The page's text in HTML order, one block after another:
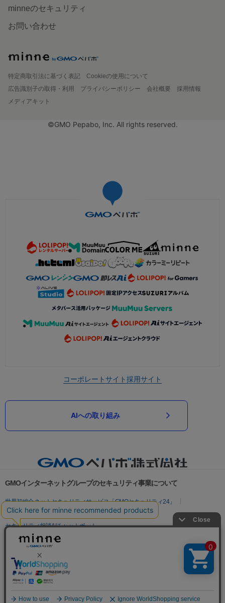
minneのセキュリティ
お問い合わせ
特定商取引法に基づく表記
Cookieの使用について
広告識別子の取得・利用
プライバシーポリシー 会社概要
採用情報
メディアキット
©GMO Pepabo, Inc. All rights reserved.
コーポレートサイト採用サイト
AIへの取り組み
GMOインターネットグループのセキュリティ事業について
世界初総合ネットセキュリティサービス「GMOセキュリティ24」
パスワード漏洩診断
Webサイトリスク診断
セキュリティ相談AIチャットボット
実在証明・盗聴対策
サイバー攻撃対策（GMO Flatt Security）
セキュリティ事業の軌跡